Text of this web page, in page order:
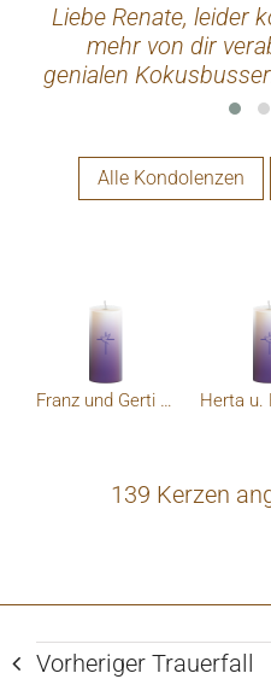
Liebe Renate, leider
mehr von dir
genialen
Team, immer in
Alle Kondolenzen
Franz und Gerti Kappl
139 Kerzen
Vorheriger Trauerfall